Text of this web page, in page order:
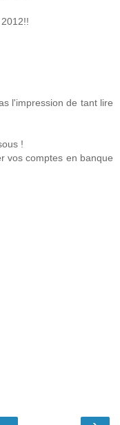
l'impression de tant lire
!
vos comptes en banque